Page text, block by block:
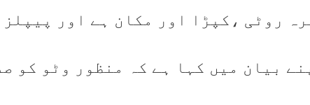
روٹی ،کپڑا اور مکان ہے اور
بیان میں کہا ہے کہ منظور وٹو کو